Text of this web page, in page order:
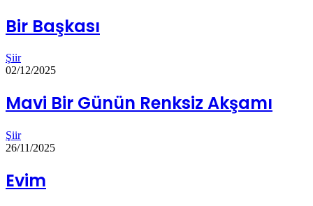
Bir Başkası
Şiir
02/12/2025
Mavi Bir Günün Renksiz Akşamı
Şiir
26/11/2025
Evim